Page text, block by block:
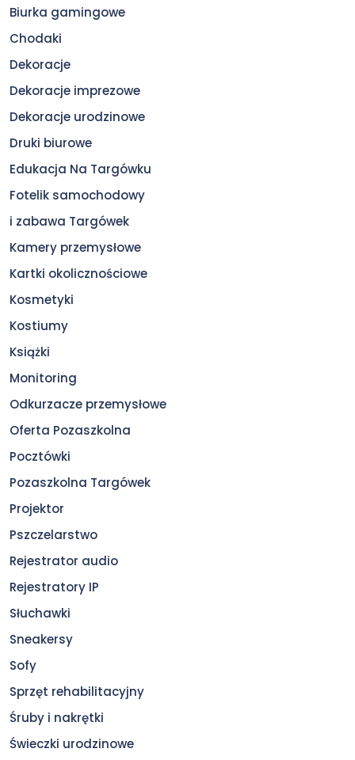
Biurka gamingowe
Chodaki
Dekoracje
Dekoracje imprezowe
Dekoracje urodzinowe
Druki biurowe
Edukacja Na Targówku
Fotelik samochodowy
i zabawa Targówek
Kamery przemysłowe
Kartki okolicznościowe
Kosmetyki
Kostiumy
Książki
Monitoring
Odkurzacze przemysłowe
Oferta Pozaszkolna
Pocztówki
Pozaszkolna Targówek
Projektor
Pszczelarstwo
Rejestrator audio
Rejestratory IP
Słuchawki
Sneakersy
Sofy
Sprzęt rehabilitacyjny
Śruby i nakrętki
Świeczki urodzinowe